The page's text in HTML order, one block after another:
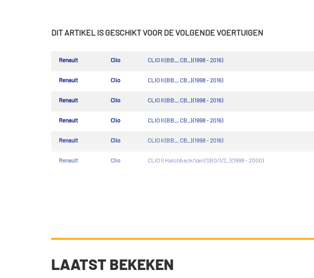
DIT ARTIKEL IS GESCHIKT VOOR DE VOLGENDE VOERTUIGEN
Renault Clio CLIO II (BB_, CB_) (1998 - 2016)
Renault Clio CLIO II (BB_, CB_) (1998 - 2016)
Renault Clio CLIO II (BB_, CB_) (1998 - 2016)
Renault Clio CLIO II (BB_, CB_) (1998 - 2016)
Renault Clio CLIO II (BB_, CB_) (1998 - 2016)
Renault Clio CLIO II Hatchback/Van (SB0/1/2_) (1998 - 2000)
LAATST BEKEKEN